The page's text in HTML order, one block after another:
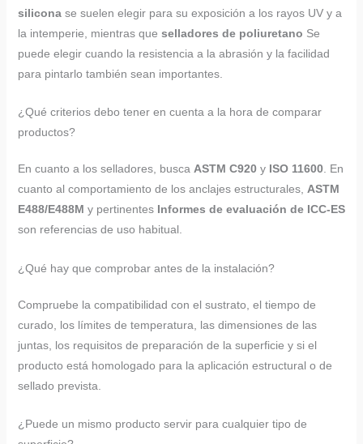
siliconase suelen elegir para su exposición a los rayos UV y a
la intemperie, mientras que selladores de poliuretano Se
puede elegir cuando la resistencia a la abrasión y la facilidad
para pintarlo también sean importantes.
¿Qué criterios debo tener en cuenta a la hora de comparar
productos?
En cuanto a los selladores, busca ASTM C920y ISO 11600. En
cuanto al comportamiento de los anclajes estructurales, ASTM
E488/E488M y pertinentes Informes de evaluación de ICC-ES
son referencias de uso habitual.
¿Qué hay que comprobar antes de la instalación?
Compruebe la compatibilidad con el sustrato, el tiempo de
curado, los límites de temperatura, las dimensiones de las
juntas, los requisitos de preparación de la superficie y si el
producto está homologado para la aplicación estructural o de
sellado prevista.
¿Puede un mismo producto servir para cualquier tipo de